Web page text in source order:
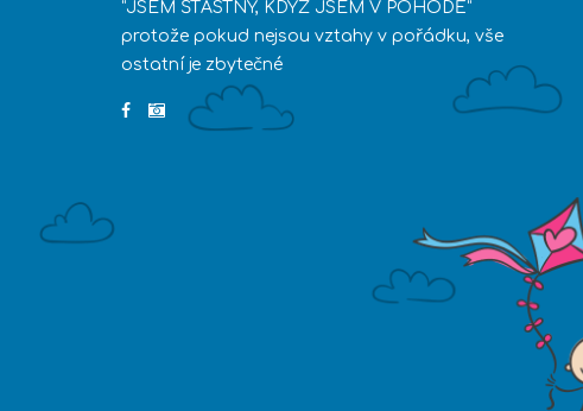
“JSEM ŠŤASTNÝ, KDYŽ JSEM V POHODĚ”
protože pokud nejsou vztahy v pořádku, vše
ostatní je zbytečné